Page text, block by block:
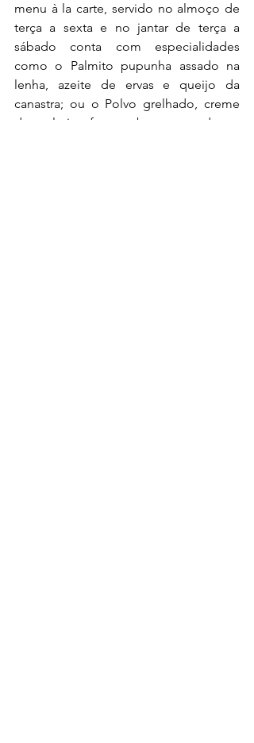
menu à la carte, servido no almoço de
terça a sexta e no jantar de terça a
sábado conta com especialidades
como o Palmito pupunha assado na
lenha, azeite de ervas e queijo da
canastra; ou o Polvo grelhado, creme
de palmito fresco, batata assada na